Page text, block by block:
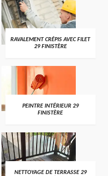
RAVALEMENT CRÉPIS AVEC FILET
29 FINISTÈRE
PEINTRE INTÉRIEUR 29
FINISTÈRE
NETTOYAGE DE TERRASSE 29